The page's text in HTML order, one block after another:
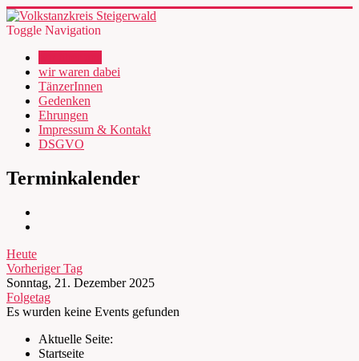
Toggle Navigation
wir waren dabei
TänzerInnen
Gedenken
Ehrungen
Impressum & Kontakt
DSGVO
Terminkalender
Heute
Vorheriger Tag
Sonntag, 21. Dezember 2025
Folgetag
Es wurden keine Events gefunden
Aktuelle Seite:
Startseite